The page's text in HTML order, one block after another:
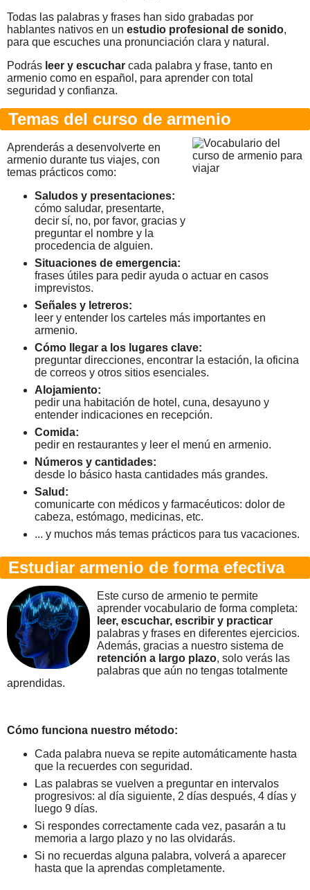
Todas las palabras y frases han sido grabadas por
hablantes nativos en un estudio profesional de sonido,
para que escuches una pronunciación clara y natural.
Podrás leer y escuchar cada palabra y frase, tanto en
armenio como en español, para aprender con total
seguridad y confianza.
Temas del curso de armenio
Aprenderás a desenvolverte en
armenio durante tus viajes, con
temas prácticos como:
Saludos y presentaciones:
cómo saludar, presentarte,
decir sí, no, por favor, gracias y
preguntar el nombre y la
procedencia de alguien.
Situaciones de emergencia:
frases útiles para pedir ayuda o actuar en casos
imprevistos.
Señales y letreros:
leer y entender los carteles más importantes en
armenio.
Cómo llegar a los lugares clave:
preguntar direcciones, encontrar la estación, la oficina
de correos y otros sitios esenciales.
Alojamiento:
pedir una habitación de hotel, cuna, desayuno y
entender indicaciones en recepción.
Comida:
pedir en restaurantes y leer el menú en armenio.
Números y cantidades:
desde lo básico hasta cantidades más grandes.
Salud:
comunicarte con médicos y farmacéuticos: dolor de
cabeza, estómago, medicinas, etc.
... y muchos más temas prácticos para tus vacaciones.
Estudiar armenio de forma efectiva
Este curso de armenio te permite
aprender vocabulario de forma completa:
leer, escuchar, escribir y practicar
palabras y frases en diferentes ejercicios.
Además, gracias a nuestro sistema de
retención a largo plazo, solo verás las
palabras que aún no tengas totalmente
aprendidas.
Cómo funciona nuestro método:
Cada palabra nueva se repite automáticamente hasta
que la recuerdes con seguridad.
Las palabras se vuelven a preguntar en intervalos
progresivos: al día siguiente, 2 días después, 4 días y
luego 9 días.
Si respondes correctamente cada vez, pasarán a tu
memoria a largo plazo y no las olvidarás.
Si no recuerdas alguna palabra, volverá a aparecer
hasta que la aprendas completamente.